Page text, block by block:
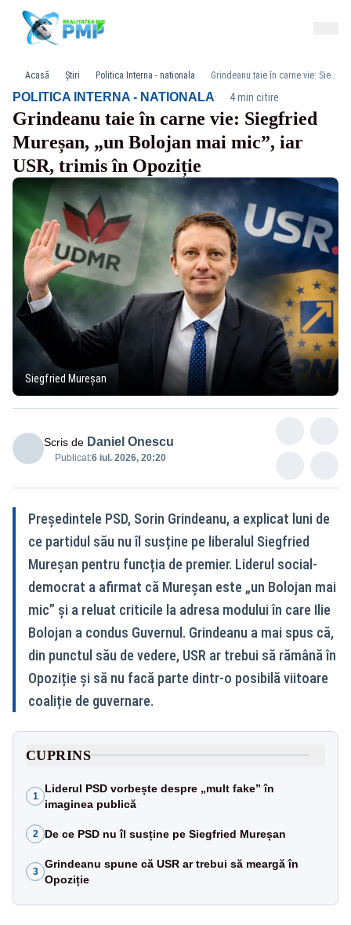
Acasă Știri Politica Interna - nationala Grindeanu taie în carne vie: Siegfried Mureșan, „un Bolojan mai mic”, iar USR, trimis în Opoziție
POLITICA INTERNA - NATIONALA· 4 min citire
Grindeanu taie în carne vie: Siegfried
Mureșan, „un Bolojan mai mic”, iar
USR, trimis în Opoziție
Siegfried Mureșan
Scris de Daniel Onescu
Publicat:6 iul. 2026, 20:20
Președintele PSD, Sorin Grindeanu, a explicat luni de
ce partidul său nu îl susține pe liberalul Siegfried
Mureșan pentru funcția de premier. Liderul social-
democrat a afirmat că Mureșan este „un Bolojan mai
mic” și a reluat criticile la adresa modului în care Ilie
Bolojan a condus Guvernul. Grindeanu a mai spus că,
din punctul său de vedere, USR ar trebui să rămână în
Opoziție și să nu facă parte dintr-o posibilă viitoare
coaliție de guvernare.
CUPRINS
1
Liderul PSD vorbește despre „mult fake” în
imaginea publică
2 De ce PSD nu îl susține pe Siegfried Mureșan
3
Grindeanu spune că USR ar trebui să meargă în
Opoziție